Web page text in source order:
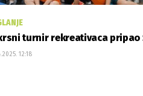
turnir rekreativaca pripao
12:18